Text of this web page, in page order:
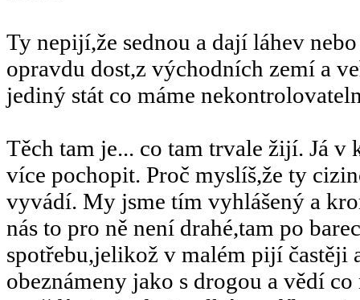
Ty nepijí,že sednou a dají láhev
opravdu dost,z východních zemí a
jediný stát co máme
Těch tam je... co tam trvale žijí. Já v
více pochopit. Proč myslíš,že ty
vyvádí. My jsme tím vyhlášený a
nás to pro ně není drahé,tam po
spotřebu,jelikož v malém pijí častěji
obeznámeny jako s drogou a vědí